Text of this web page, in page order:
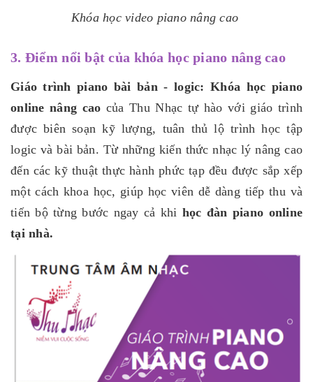
Khóa học video piano nâng cao
3. Điểm nổi bật của khóa học piano nâng cao
Giáo trình piano bài bản - logic: Khóa học piano
online nâng cao của Thu Nhạc tự hào với giáo trình
được biên soạn kỹ lượng, tuân thủ lộ trình học tập
logic và bài bản. Từ những kiến thức nhạc lý nâng cao
đến các kỹ thuật thực hành phức tạp đều được sắp xếp
một cách khoa học, giúp học viên dễ dàng tiếp thu và
tiến bộ từng bước ngay cả khi học đàn piano online
tại nhà.